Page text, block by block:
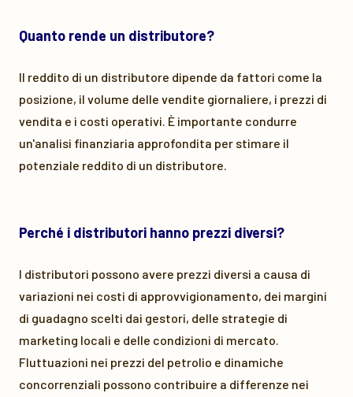
Quanto rende un distributore?
Il reddito di un distributore dipende da fattori come la
posizione, il volume delle vendite giornaliere, i prezzi di
vendita e i costi operativi. È importante condurre
un'analisi finanziaria approfondita per stimare il
potenziale reddito di un distributore.
Perché i distributori hanno prezzi diversi?
I distributori possono avere prezzi diversi a causa di
variazioni nei costi di approvvigionamento, dei margini
di guadagno scelti dai gestori, delle strategie di
marketing locali e delle condizioni di mercato.
Fluttuazioni nei prezzi del petrolio e dinamiche
concorrenziali possono contribuire a differenze nei